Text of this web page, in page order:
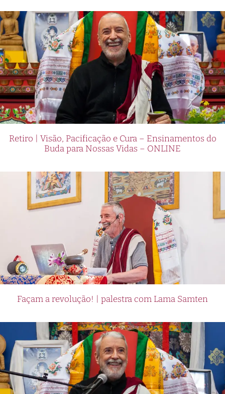
Retiro | Visão, Pacificação e Cura – Ensinamentos do
Buda para Nossas Vidas – ONLINE
Façam a revolução! | palestra com Lama Samten